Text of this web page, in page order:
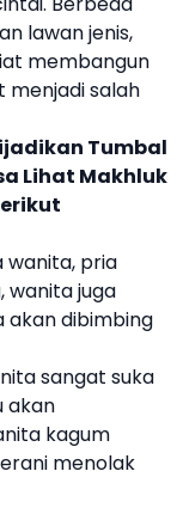
lawan jenis,
membangun
menjadi salah
Tumbal
Lihat Makhluk
wanita, pria
wanita juga
akan dibimbing
sangat suka
akan
kagum
menolak